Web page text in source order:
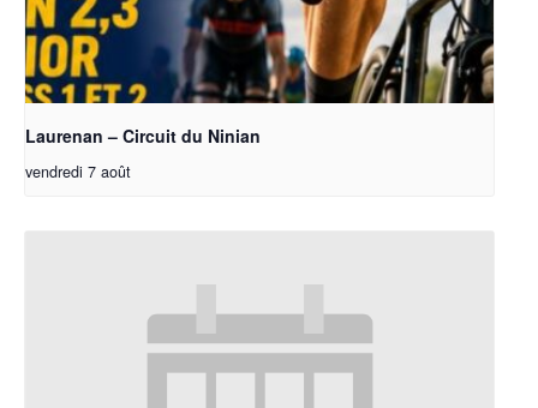
Laurenan – Circuit du Ninian
vendredi 7 août